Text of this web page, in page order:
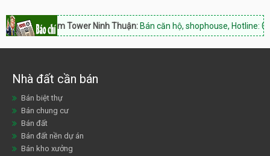
Hacom Tower Ninh Thuận:Bán căn hộ, shophouse, Hotline:
Nhà đất cần bán
Bán biệt thự
Bán chung cư
Bán đất
Bán đất nền dự án
Bán kho xưởng